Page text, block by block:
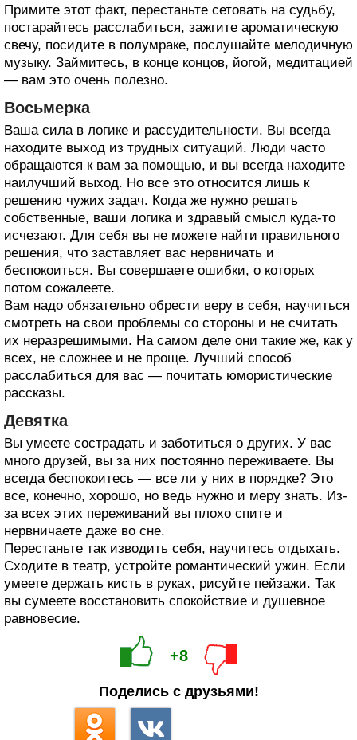
Примите этот факт, перестаньте сетовать на судьбу,
постарайтесь расслабиться, зажгите ароматическую
свечу, посидите в полумраке, послушайте мелодичную
музыку. Займитесь, в конце концов, йогой, медитацией
— вам это очень полезно.
Восьмерка
Ваша сила в логике и рассудительности. Вы всегда
находите выход из трудных ситуаций. Люди часто
обращаются к вам за помощью, и вы всегда находите
наилучший выход. Но все это относится лишь к
решению чужих задач. Когда же нужно решать
собственные, ваши логика и здравый смысл куда-то
исчезают. Для себя вы не можете найти правильного
решения, что заставляет вас нервничать и
беспокоиться. Вы совершаете ошибки, о которых
потом сожалеете.
Вам надо обязательно обрести веру в себя, научиться
смотреть на свои проблемы со стороны и не считать
их неразрешимыми. На самом деле они такие же, как у
всех, не сложнее и не проще. Лучший способ
расслабиться для вас — почитать юмористические
рассказы.
Девятка
Вы умеете сострадать и заботиться о других. У вас
много друзей, вы за них постоянно переживаете. Вы
всегда беспокоитесь — все ли у них в порядке? Это
все, конечно, хорошо, но ведь нужно и меру знать. Из-
за всех этих переживаний вы плохо спите и
нервничаете даже во сне.
Перестаньте так изводить себя, научитесь отдыхать.
Сходите в театр, устройте романтический ужин. Если
умеете держать кисть в руках, рисуйте пейзажи. Так
вы сумеете восстановить спокойствие и душевное
равновесие.
+8
Поделись с друзьями!